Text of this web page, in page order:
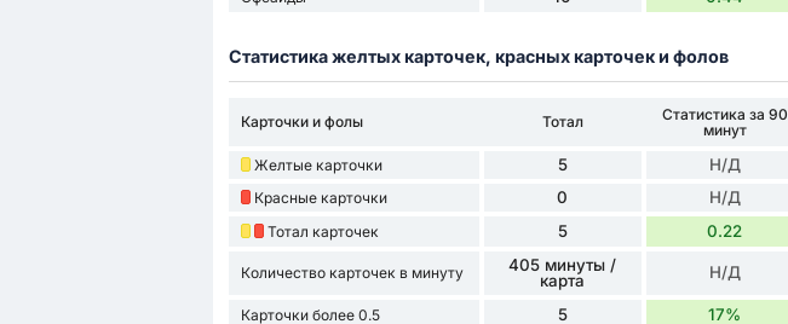
Статистика желтых карточек, красных карточек и фолов
Карточки и фолы Тотал
Статистика за 90
минут
Желтые карточки 5 Н/Д
Красные карточки 0 Н/Д
Тотал карточек 5 0.22
Количество карточек в минуту
405 минуты /
карта
Н/Д
Карточки более 0.5 5 17%